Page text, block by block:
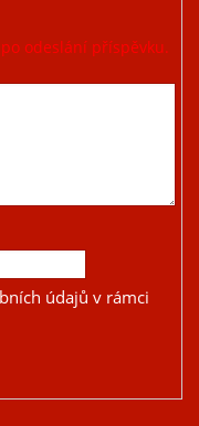
odeslání příspěvku.
údajů v rámci